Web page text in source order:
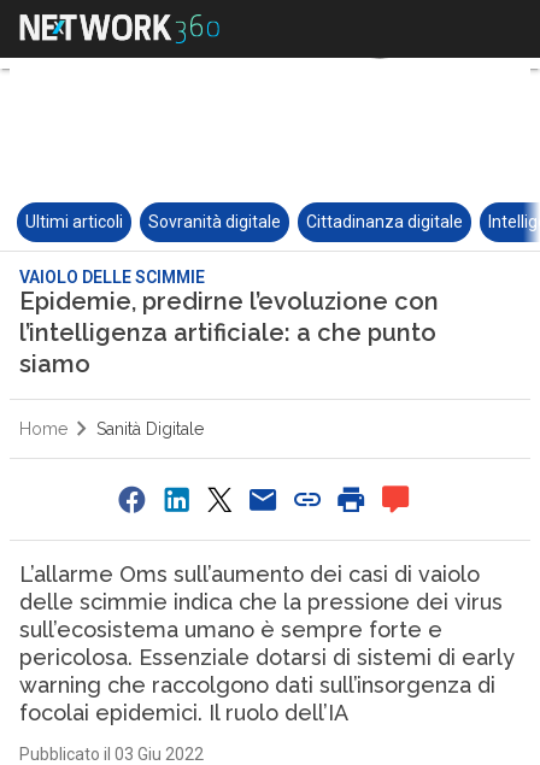
Ultimi articoli Sovranità digitale Cittadinanza digitale
VAIOLO DELLE SCIMMIE
Epidemie, predirne l’evoluzione con
l’intelligenza artificiale: a che punto
siamo
Home Sanità Digitale
L’allarme Oms sull’aumento dei casi di vaiolo
delle scimmie indica che la pressione dei virus
sull’ecosistema umano è sempre forte e
pericolosa. Essenziale dotarsi di sistemi di early
warning che raccolgono dati sull’insorgenza di
focolai epidemici. Il ruolo dell’IA
Pubblicato il 03 Giu 2022